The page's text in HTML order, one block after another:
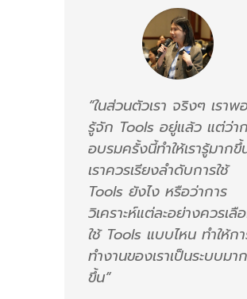
“ในส่วนตัวเรา จริงๆ เราพ
รู้จัก Tools อยู่แล้ว แต่ว่า
อบรมครั้งนี้ทำให้เรารู้มากขึ้
เราควรเรียงลำดับการใช้
Tools ยังไง หรือว่าการ
วิเคราะห์แต่ละอย่างควรเลื
ใช้ Tools แบบไหน ทำให้ก
ทำงานของเราเป็นระบบมาก
ขึ้น”